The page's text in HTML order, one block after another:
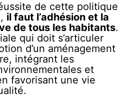
de cette politique
il faut l’adhésion et la
de tous les habitants.
qui doit s’articuler
d’un aménagement
intégrant les
et
favorisant une vie